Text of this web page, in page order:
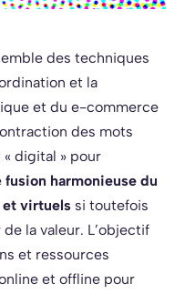
des techniques
et la
et du e-commerce
des mots
« digital » pour
fusion harmonieuse du
et virtuels si toutefois
la valeur. L’objectif
et ressources
et offline pour